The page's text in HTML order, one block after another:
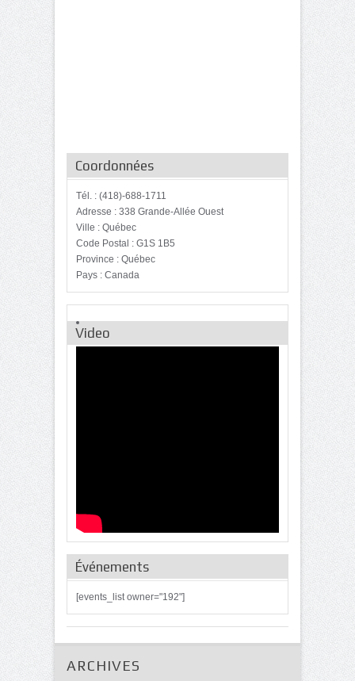
Coordonnées
Tél. : (418)-688-1711
Adresse : 338 Grande-Allée Ouest
Ville : Québec
Code Postal : G1S 1B5
Province : Québec
Pays : Canada
Video
Événements
[events_list owner="192"]
ARCHIVES